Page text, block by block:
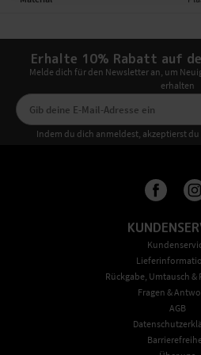
Erhalte 10% Rabatt auf
Melde dich für den Newsletter an, um
erhalten
Indem du dich anmeldest, akzeptierst
Rückgabe, Umtausch &
Fragen &
AGB